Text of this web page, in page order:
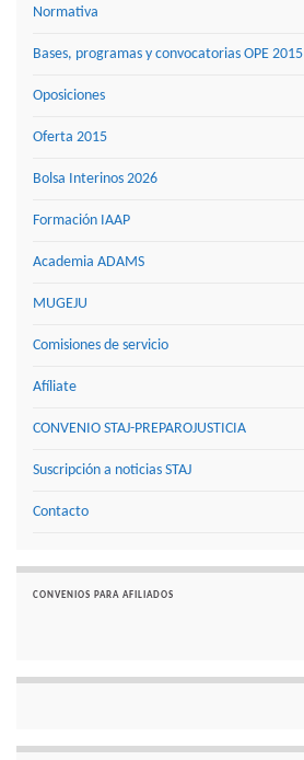
Normativa
Bases, programas y convocatorias OPE 2015
Oposiciones
Oferta 2015
Bolsa Interinos 2026
Formación IAAP
Academia ADAMS
MUGEJU
Comisiones de servicio
Afíliate
CONVENIO STAJ-PREPAROJUSTICIA
Suscripción a noticias STAJ
Contacto
CONVENIOS PARA AFILIADOS